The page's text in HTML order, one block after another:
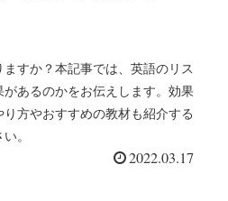
すか？本記事では、英語のリス
あるのかをお伝えします。効果
方やおすすめの教材も紹介する
。
2022.03.17